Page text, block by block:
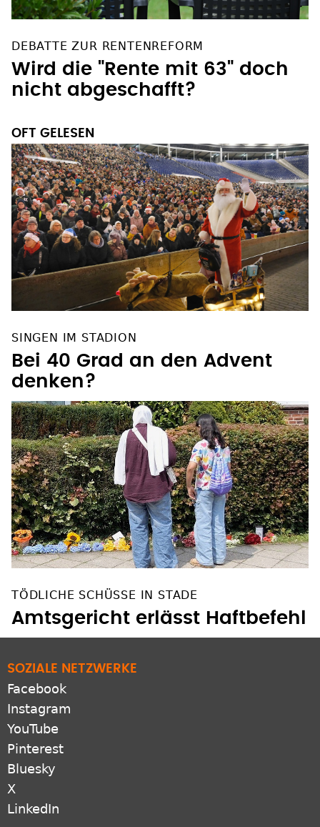
Wird die "Rente mit 63" doch
nicht abgeschafft?
Bei 40 Grad an den Advent
denken?
Amtsgericht erlässt Haftbefehl
Facebook
Instagram
YouTube
Pinterest
Bluesky
X
LinkedIn